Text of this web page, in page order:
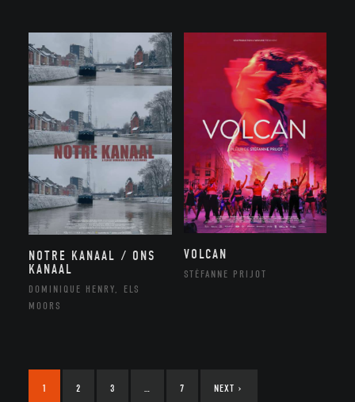
NOTRE KANAAL / ONS
KANAAL
DOMINIQUE HENRY, ELS
MOORS
VOLCAN
STÉFANNE PRIJOT
1 2 3 7 NEXT ›